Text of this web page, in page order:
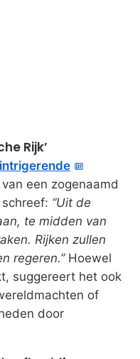
Rijk’
intrigerende
een zogenaamd
schreef: “Uit de
te midden van
Rijken zullen
regeren.” Hoewel
suggereert het ook
of
door